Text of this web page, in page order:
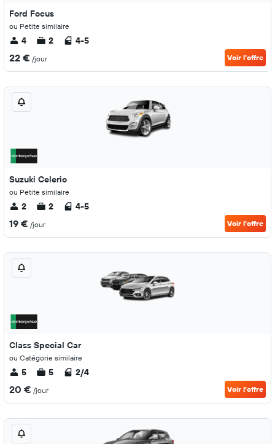
Ford Focus
ou Petite similaire
4 2 4-5
22 € /jour Voir l’offre
Suzuki Celerio
ou Petite similaire
2 2 4-5
19 € /jour Voir l’offre
Class Special Car
ou Catégorie similaire
5 5 2/4
20 € /jour Voir l’offre